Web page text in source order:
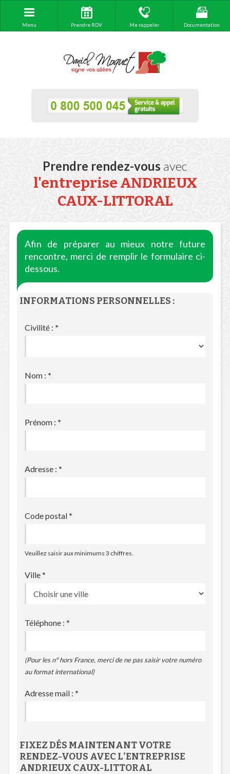
Menu Prendre RDV Me rappeler Documentation
Prendre rendez-vous avec
l'entreprise ANDRIEUX
CAUX-LITTORAL
Afin de préparer au mieux notre future
rencontre, merci de remplir le formulaire ci-
dessous.
INFORMATIONS PERSONNELLES :
Civilité : *
Nom : *
Prénom : *
Adresse : *
Code postal *
Veuillez saisir aux minimums 3 chiffres.
Ville *
Téléphone : *
(Pour les n° hors France, merci de ne pas saisir votre numéro
au format international)
Adresse mail : *
FIXEZ DÉS MAINTENANT VOTRE
RENDEZ-VOUS AVEC L'ENTREPRISE
ANDRIEUX CAUX-LITTORAL